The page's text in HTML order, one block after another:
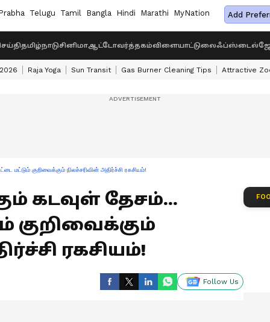
Telugu Tamil Bangla Hindi Marathi MyNation Add
தமிழ்நாடுசினிமாஆட்டோவர்த்தகம்விளையாட்டுலைஃப்ஸ்டைல்
Raja Yoga Sun Transit Gas Burner Cleaning Tips Attractive
மட்டும் குறிவைக்கும் நிலச்சரிவின் அதிர்ச்சி ரகசியம்!
கடவுள் தேசம்...
குறிவைக்கும்
ரகசியம்!
Follow Us